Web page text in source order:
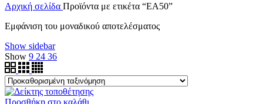
Αρχική σελίδα Προϊόντα με ετικέτα “EA50”
Εμφάνιση του μοναδικού αποτελέσματος
Show sidebar
Show 9 24 36
Προσθήκη στο καλάθι